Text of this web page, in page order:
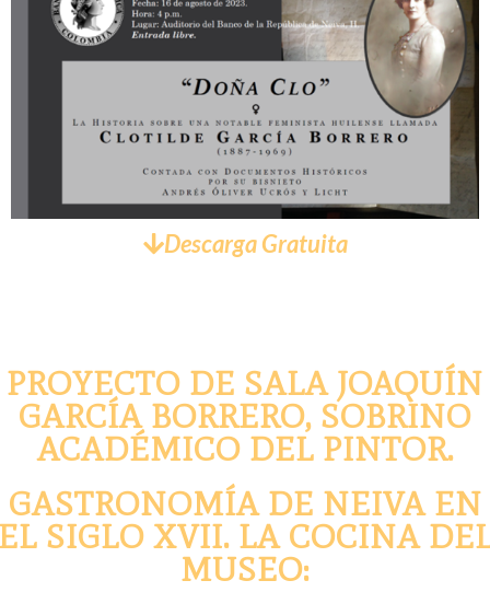
Descarga Gratuita
PROYECTO DE SALA JOAQUÍN
GARCÍA BORRERO, SOBRINO
ACADÉMICO DEL PINTOR.
GASTRONOMÍA DE NEIVA EN
SIGLO XVII. LA COCINA
MUSEO: